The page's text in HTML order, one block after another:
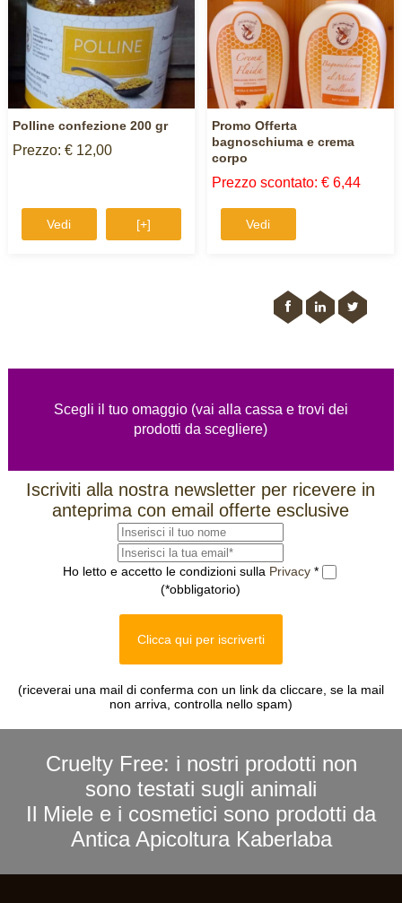
Polline confezione 200 gr
Prezzo: € 12,00
Vedi [+]
Promo Offerta
bagnoschiuma e crema
corpo
Prezzo scontato: € 6,44
Vedi
Scegli il tuo omaggio (vai alla cassa e trovi dei
prodotti da scegliere)
Iscriviti alla nostra newsletter per ricevere in
anteprima con email offerte esclusive
Ho letto e accetto le condizioni sulla Privacy *
(*obbligatorio)
Clicca qui per iscriverti
(riceverai una mail di conferma con un link da cliccare, se la mail
non arriva, controlla nello spam)
Cruelty Free: i nostri prodotti non
sono testati sugli animali
Il Miele e i cosmetici sono prodotti da
Antica Apicoltura Kaberlaba